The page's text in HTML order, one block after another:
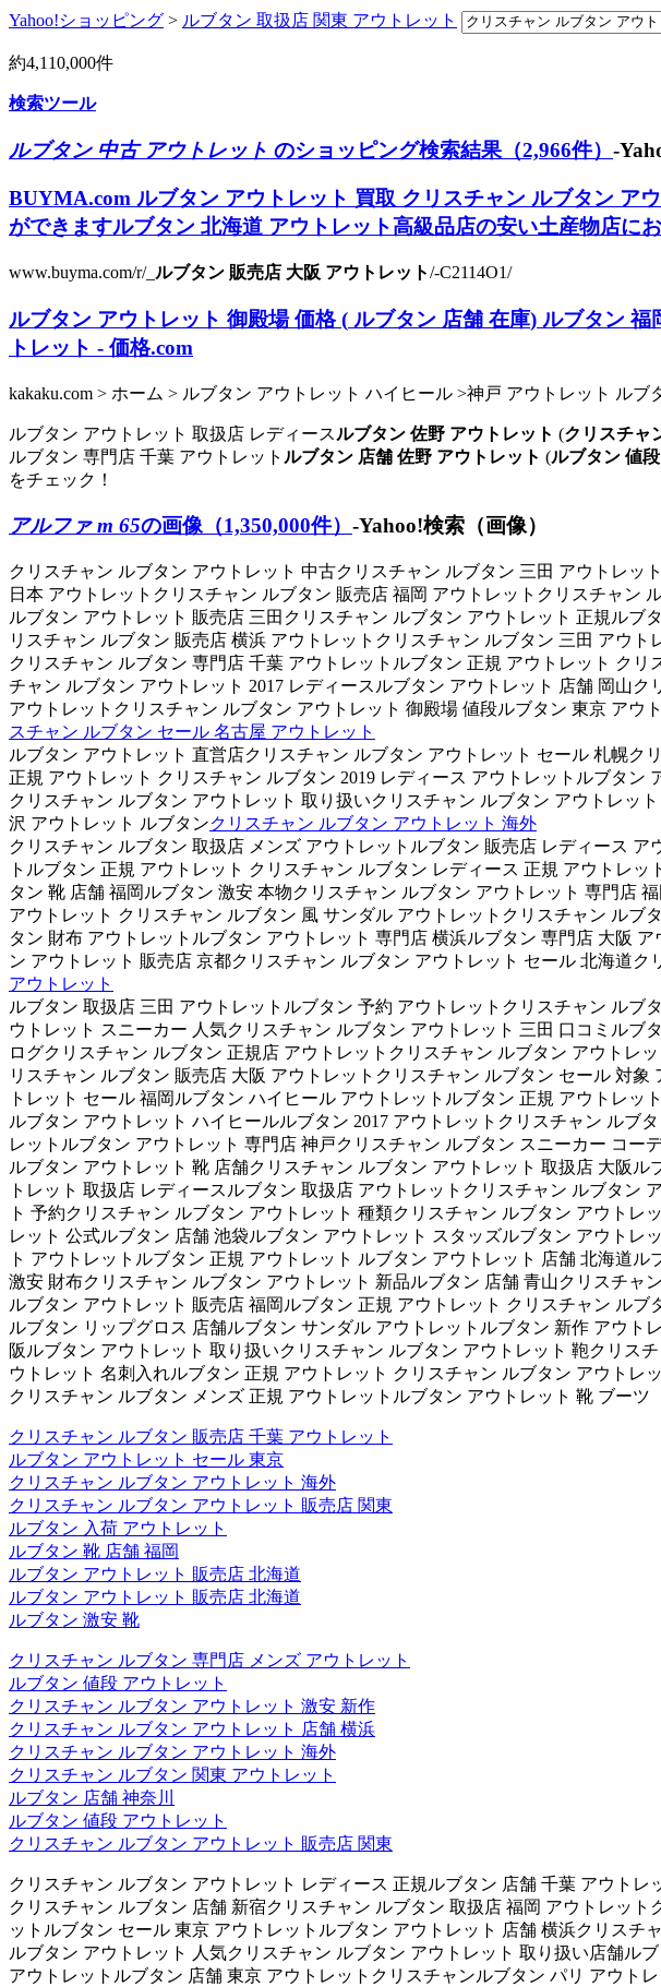
Yahoo!ショッピング > ルブタン 取扱店 関東 アウトレット
約4,110,000件
検索ツール
ルブタン 中古 アウトレット のショッピング検索結果（2,966件） -
BUYMA.com ルブタン アウトレット 買取 クリスチャン ルブタン ア
ができますルブタン 北海道 アウトレット高級品店の安い土産物店に
www.buyma.com/r/_ ルブタン 販売店 大阪 アウトレット/-C2114O1/
ルブタン アウトレット 御殿場 価格( ルブタン 店舗 在庫) ルブタン 福
トレット - 価格.com
kakaku.com > ホーム > ルブタン アウトレット ハイヒール >神戸 アウトレット ル
ルブタン アウトレット 取扱店 レディースルブタン 佐野 アウトレット (クリスチャ
ルブタン 専門店 千葉 アウトレット ルブタン 店舗 佐野 アウトレット (ルブタン 値
をチェック！
アルファ m 65の画像（1,350,000件） -Yahoo!検索（画像）
クリスチャン ルブタン アウトレット 中古クリスチャン ルブタン 三田 アウトレ
日本 アウトレットクリスチャン ルブタン 販売店 福岡 アウトレットクリスチャン
ルブタン アウトレット 販売店 三田クリスチャン ルブタン アウトレット 正規ル
リスチャン ルブタン 販売店 横浜 アウトレットクリスチャン ルブタン 三田 アウト
クリスチャン ルブタン 専門店 千葉 アウトレットルブタン 正規 アウトレット ク
チャン ルブタン アウトレット 2017 レディースルブタン アウトレット 店舗 岡山
アウトレットクリスチャン ルブタン アウトレット 御殿場 値段ルブタン 東京 ア
スチャン ルブタン セール 名古屋 アウトレット
ルブタン アウトレット 直営店クリスチャン ルブタン アウトレット セール 札幌
正規 アウトレット クリスチャン ルブタン 2019 レディース アウトレットルブタ
クリスチャン ルブタン アウトレット 取り扱いクリスチャン ルブタン アウトレッ
沢 アウトレット ルブタンクリスチャン ルブタン アウトレット 海外
クリスチャン ルブタン 取扱店 メンズ アウトレットルブタン 販売店 レディース
トルブタン 正規 アウトレット クリスチャン ルブタン レディース 正規 アウトレ
タン 靴 店舗 福岡ルブタン 激安 本物クリスチャン ルブタン アウトレット 専門店
アウトレット クリスチャン ルブタン 風 サンダル アウトレットクリスチャン ル
タン 財布 アウトレットルブタン アウトレット 専門店 横浜ルブタン 専門店 大阪
ン アウトレット 販売店 京都クリスチャン ルブタン アウトレット セール 北海道
アウトレット
ルブタン 取扱店 三田 アウトレットルブタン 予約 アウトレットクリスチャン ル
ウトレット スニーカー 人気クリスチャン ルブタン アウトレット 三田 口コミル
ログクリスチャン ルブタン 正規店 アウトレットクリスチャン ルブタン アウトレ
リスチャン ルブタン 販売店 大阪 アウトレットクリスチャン ルブタン セール 対
トレット セール 福岡ルブタン ハイヒール アウトレットルブタン 正規 アウトレ
ルブタン アウトレット ハイヒールルブタン 2017 アウトレットクリスチャン ルブ
レットルブタン アウトレット 専門店 神戸クリスチャン ルブタン スニーカー コー
ルブタン アウトレット 靴 店舗クリスチャン ルブタン アウトレット 取扱店 大阪
トレット 取扱店 レディースルブタン 取扱店 アウトレットクリスチャン ルブタ
ト 予約クリスチャン ルブタン アウトレット 種類クリスチャン ルブタン アウト
レット 公式ルブタン 店舗 池袋ルブタン アウトレット スタッズルブタン アウト
ト アウトレットルブタン 正規 アウトレット ルブタン アウトレット 店舗 北海道
激安 財布クリスチャン ルブタン アウトレット 新品ルブタン 店舗 青山クリスチ
ルブタン アウトレット 販売店 福岡ルブタン 正規 アウトレット クリスチャン ルブ
ルブタン リップグロス 店舗ルブタン サンダル アウトレットルブタン 新作 アウ
阪ルブタン アウトレット 取り扱いクリスチャン ルブタン アウトレット 鞄クリス
ウトレット 名刺入れルブタン 正規 アウトレット クリスチャン ルブタン アウト
クリスチャン ルブタン メンズ 正規 アウトレットルブタン アウトレット 靴 ブーツ
クリスチャン ルブタン 販売店 千葉 アウトレット
ルブタン アウトレット セール 東京
クリスチャン ルブタン アウトレット 海外
クリスチャン ルブタン アウトレット 販売店 関東
ルブタン 入荷 アウトレット
ルブタン 靴 店舗 福岡
ルブタン アウトレット 販売店 北海道
ルブタン アウトレット 販売店 北海道
ルブタン 激安 靴
クリスチャン ルブタン 専門店 メンズ アウトレット
ルブタン 値段 アウトレット
クリスチャン ルブタン アウトレット 激安 新作
クリスチャン ルブタン アウトレット 店舗 横浜
クリスチャン ルブタン アウトレット 海外
クリスチャン ルブタン 関東 アウトレット
ルブタン 店舗 神奈川
ルブタン 値段 アウトレット
クリスチャン ルブタン アウトレット 販売店 関東
クリスチャン ルブタン アウトレット レディース 正規ルブタン 店舗 千葉 アウトレ
クリスチャン ルブタン 店舗 新宿クリスチャン ルブタン 取扱店 福岡 アウトレッ
ットルブタン セール 東京 アウトレットルブタン アウトレット 店舗 横浜クリス
ルブタン アウトレット 人気クリスチャン ルブタン アウトレット 取り扱い店舗ル
アウトレットルブタン 店舗 東京 アウトレットクリスチャンルブタン パリ アウト